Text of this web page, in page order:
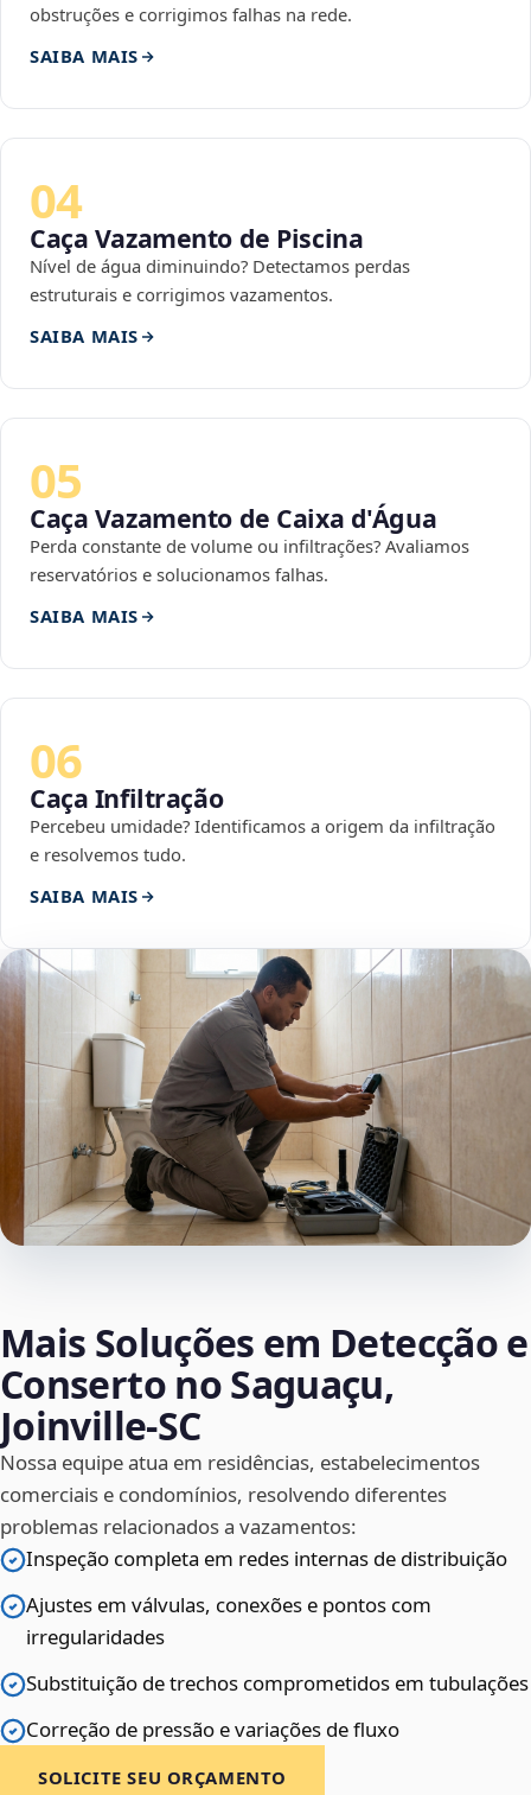
obstruções e corrigimos falhas na rede.
SAIBA MAIS
04
Caça Vazamento de Piscina
Nível de água diminuindo? Detectamos perdas
estruturais e corrigimos vazamentos.
SAIBA MAIS
05
Caça Vazamento de Caixa d'Água
Perda constante de volume ou infiltrações? Avaliamos
reservatórios e solucionamos falhas.
SAIBA MAIS
06
Caça Infiltração
Percebeu umidade? Identificamos a origem da infiltração
e resolvemos tudo.
SAIBA MAIS
Mais Soluções em Detecção e
Conserto no Saguaçu,
Joinville‑SC
Nossa equipe atua em residências, estabelecimentos
comerciais e condomínios, resolvendo diferentes
problemas relacionados a vazamentos:
Inspeção completa em redes internas de distribuição
Ajustes em válvulas, conexões e pontos com
irregularidades
Substituição de trechos comprometidos em tubulações
Correção de pressão e variações de fluxo
SOLICITE SEU ORÇAMENTO